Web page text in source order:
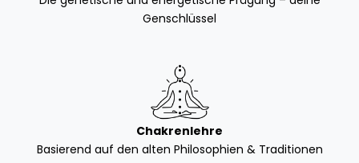
Genschlüssel
Chakrenlehre
Basierend auf den alten Philosophien & Traditionen